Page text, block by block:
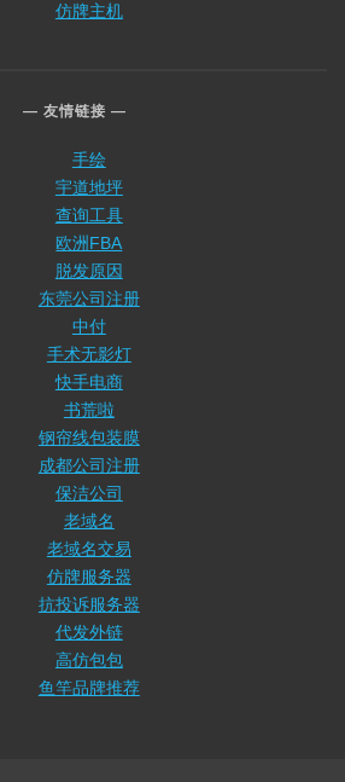
仿牌主机
友情链接
手绘
宇道地坪
查询工具
欧洲FBA
脱发原因
东莞公司注册
中付
手术无影灯
快手电商
书荒啦
钢帘线包装膜
成都公司注册
保洁公司
老域名
老域名交易
仿牌服务器
抗投诉服务器
代发外链
高仿包包
鱼竿品牌推荐